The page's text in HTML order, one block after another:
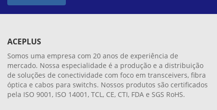
ACEPLUS
Somos uma empresa com 20 anos de experiência de
mercado. Nossa especialidade é a produção e a distribuição
de soluções de conectividade com foco em transceivers, fibra
óptica e cabos para switchs. Nossos produtos são certificados
pela ISO 9001, ISO 14001, TCL, CE, CTI, FDA e SGS RoHS.